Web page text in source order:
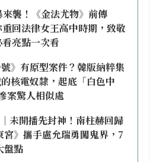
襲！《金法尤物》前傳
重回法律女王高中時期，致敬
亮點一次看
號》有原型案件？韓版納粹集
核電奴隸，起底「白色中
案驚人相似處
未開播先封神！南柱赫回歸
宮》攜手盧允瑞勇闖鬼界，7
盤點